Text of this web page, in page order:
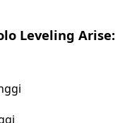
Leveling Arise: